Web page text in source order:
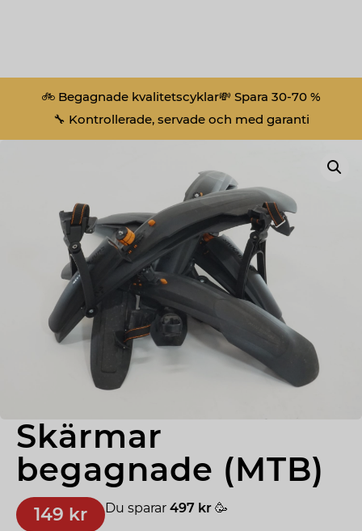
🚲 Begagnade kvalitetscyklar💸 Spara 30-70 %
🔧 Kontrollerade, servade och med garanti
Skärmar
begagnade (MTB)
149 kr Du sparar 497 kr 🥳